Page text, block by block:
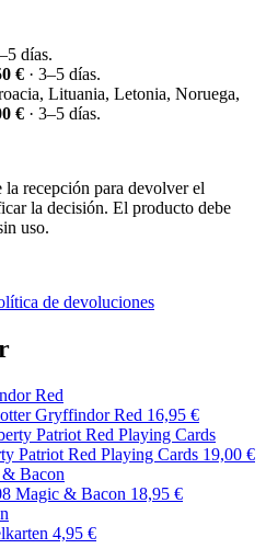
días.
€ · 3–5 días.
Lituania, Letonia, Noruega,
€ · 3–5 días.
la recepción para devolver el
la decisión. El producto debe
uso.
de devoluciones
Gryffindor Red 16,95 €
Patriot Red Playing Cards 19,00 €
Magic & Bacon 18,95 €
4,95 €